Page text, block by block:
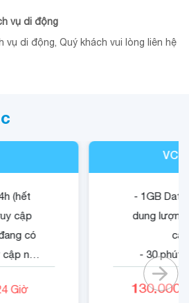
vụ di động
di động, Quý khách vui lòng liên hệ
(hết
cập
có
nếu
mạng .
Giờ
- 1GB
dung
- 30 phút
- 1500 phút
130.000